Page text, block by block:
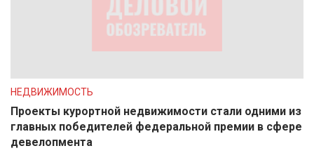
НЕДВИЖИМОСТЬ
Проекты курортной недвижимости стали одними из
главных победителей федеральной премии в сфере
девелопмента